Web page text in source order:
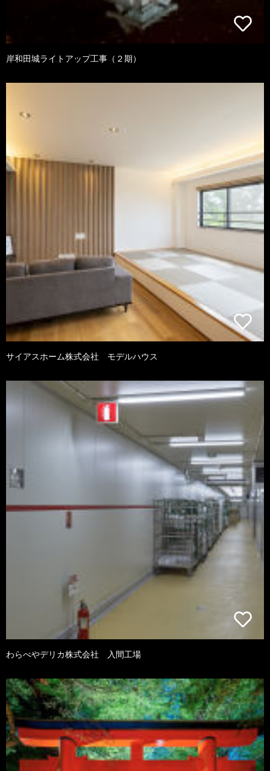
岸和田城ライトアップ工事（２期）
サイアスホーム株式会社 モデルハウス
わらべやデリカ株式会社 入間工場